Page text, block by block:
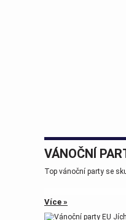
VÁNOČNÍ
Top vánoční party se
Více »